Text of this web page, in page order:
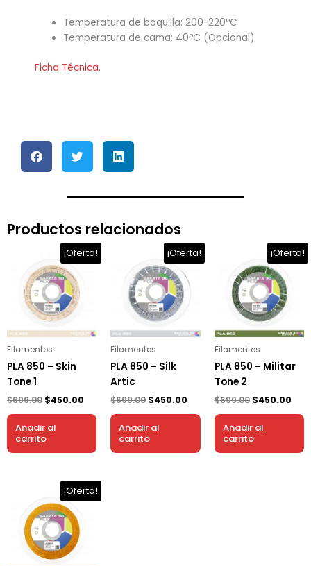
Temperatura de boquilla: 200-220ºC
Temperatura de cama: 40ºC (Opcional)
Ficha Técnica.
Productos relacionados
¡Oferta!
Filamentos
PLA 850 – Skin
Tone 1
$699.00
precio
original
era:
$699.00.
$450.00
El
precio
Añadir al
carrito
¡Oferta!
Filamentos
PLA 850 – Silk
Artic
$699.00
precio
original
era:
$699.00.
$450.00
El
precio
es:
Añadir al
carrito
¡Oferta!
Filamentos
PLA 850 – Militar
Tone 2
$699.00
precio
original
era:
$699.00.
$450.00
El
Añadir al
carrito
¡Oferta!
precio
original
era:
$699.00.
El
precio